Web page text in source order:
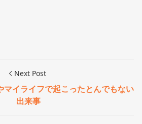
Next Post
マイライフで起こったとんでもない
出来事